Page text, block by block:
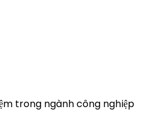
trong ngành công nghiệp